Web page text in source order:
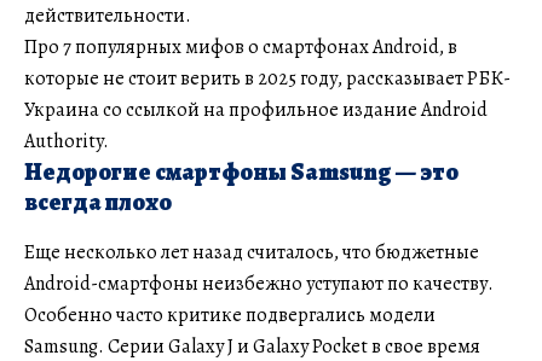
действительности.
Про 7 популярных мифов о смартфонах Android, в
которые не стоит верить в 2025 году, рассказывает РБК-
Украина со ссылкой на профильное издание Android
Authority.
Недорогие смартфоны Samsung — это
всегда плохо
Еще несколько лет назад считалось, что бюджетные
Android-смартфоны неизбежно уступают по качеству.
Особенно часто критике подвергались модели
Samsung. Серии Galaxy J и Galaxy Pocket в свое время